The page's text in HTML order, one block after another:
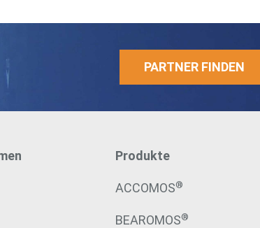
PARTNER FINDEN
Produkte
ACCOMOS®
BEAROMOS®